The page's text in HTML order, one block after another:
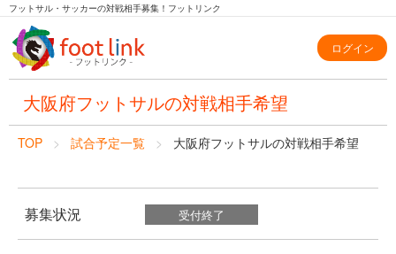
フットサル・サッカーの対戦相手募集！フットリンク
ログイン
大阪府フットサルの対戦相手希望
TOP 試合予定一覧 大阪府フットサルの対戦相手希望
募集状況 受付終了